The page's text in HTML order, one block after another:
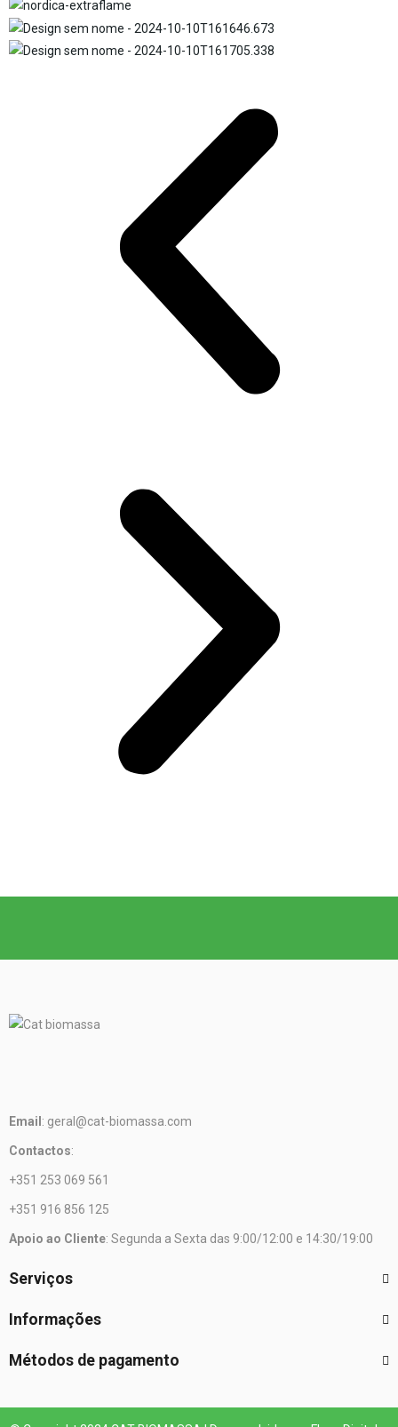
Email : geral@cat-biomassa.com
Contactos:
+351 253 069 561
+351 916 856 125
Apoio ao Cliente: Segunda a Sexta das 9:00/12:00 e 14:30/19:00
Serviços
Informações
Métodos de pagamento